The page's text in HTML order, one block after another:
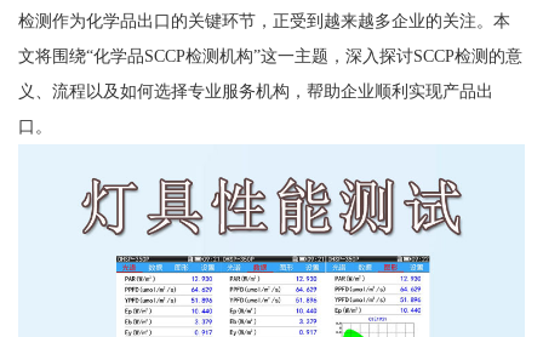
检测作为化学品出口的关键环节，正受到越来越多企业的关注。本
文将围绕“化学品SCCP检测机构”这一主题，深入探讨SCCP检测的意
义、流程以及如何选择专业服务机构，帮助企业顺利实现产品出
口。